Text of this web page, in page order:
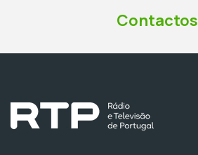
Contactos